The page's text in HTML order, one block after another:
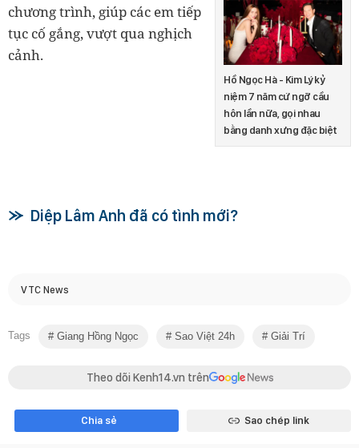
Hồ Ngọc Hà - Kim Lý kỷ
niệm 7 năm cứ ngỡ cầu
hôn lần nữa, gọi nhau
bằng danh xưng đặc biệt
chương trình, giúp các em tiếp
tục cố gắng, vượt qua nghịch
cảnh.
Diệp Lâm Anh đã có tình mới?
VTC News
Tags Giang Hồng Ngọc Sao Việt 24h Giải Trí
Theo dõi Kenh14.vn trên
Chia sẻ Sao chép link